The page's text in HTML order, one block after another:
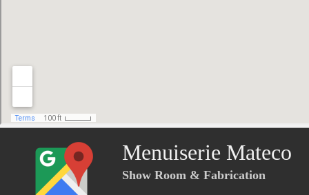
Menuiserie Mateco
Show Room & Fabrication